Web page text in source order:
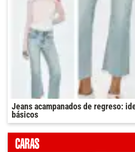
Jeans acampanados de regreso:
básicos